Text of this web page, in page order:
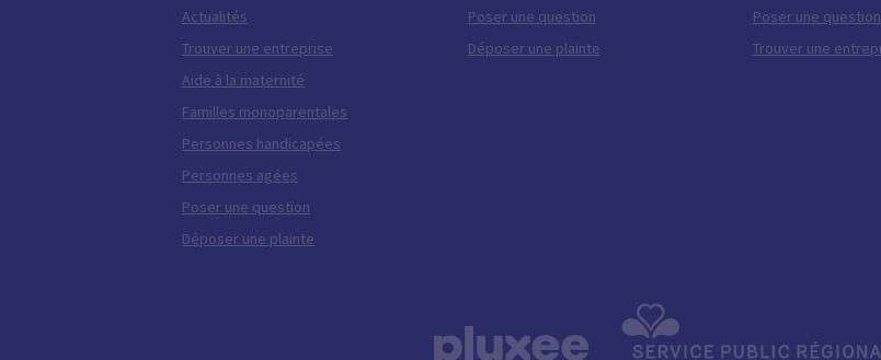
Actualités
Trouver une entreprise
Aide à la maternité
Familles monoparentales
Personnes handicapées
Personnes agées
Poser une question
Déposer une plainte
Poser une question
Déposer une plainte
Poser une question
Trouver une